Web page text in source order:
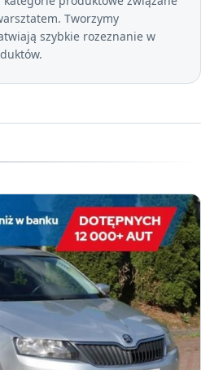
Tworzymy
szybkie rozeznanie w